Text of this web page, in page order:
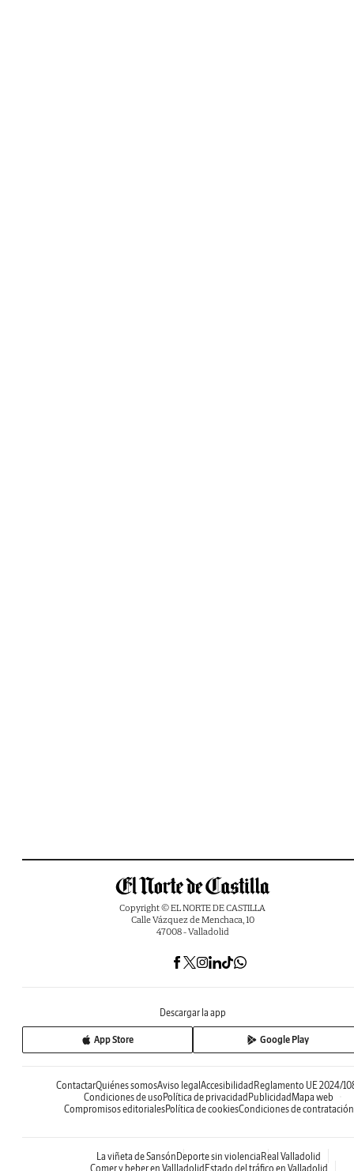
Copyright © EL NORTE DE CASTILLA
Calle Vázquez de Menchaca, 10
47008 - Valladolid
Descargar la app
App Store Google Play
ContactarQuiénes somosAviso legalAccesibilidadReglamento UE 2024/
Condiciones de usoPolítica de privacidadPublicidadMapa web
Compromisos editorialesPolítica de cookiesCondiciones de contratación
La viñeta de SansónDeporte sin violenciaReal Valladolid
Comer y beber en VallladolidEstado del tráfico en Valladolid